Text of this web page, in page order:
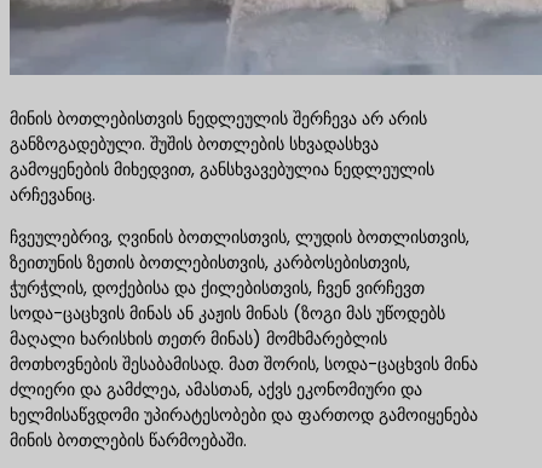
მინის ბოთლებისთვის ნედლეულის შერჩევა არ არის
განზოგადებული. შუშის ბოთლების სხვადასხვა
გამოყენების მიხედვით, განსხვავებულია ნედლეულის
არჩევანიც.
ჩვეულებრივ, ღვინის ბოთლისთვის, ლუდის ბოთლისთვის,
ზეითუნის ზეთის ბოთლებისთვის, კარბოსებისთვის,
ჭურჭლის, დოქებისა და ქილებისთვის, ჩვენ ვირჩევთ
სოდა-ცაცხვის მინას ან კაჟის მინას (ზოგი მას უწოდებს
მაღალი ხარისხის თეთრ მინას) მომხმარებლის
მოთხოვნების შესაბამისად. მათ შორის, სოდა-ცაცხვის მინა
ძლიერი და გამძლეა, ამასთან, აქვს ეკონომიური და
ხელმისაწვდომი უპირატესობები და ფართოდ გამოიყენება
მინის ბოთლების წარმოებაში.